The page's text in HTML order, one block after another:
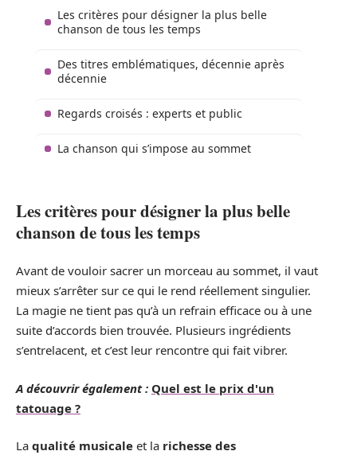
Les critères pour désigner la plus belle
chanson de tous les temps
Des titres emblématiques, décennie après
décennie
Regards croisés : experts et public
La chanson qui s’impose au sommet
Les critères pour désigner la plus belle
chanson de tous les temps
Avant de vouloir sacrer un morceau au sommet, il vaut
mieux s’arrêter sur ce qui le rend réellement singulier.
La magie ne tient pas qu’à un refrain efficace ou à une
suite d’accords bien trouvée. Plusieurs ingrédients
s’entrelacent, et c’est leur rencontre qui fait vibrer.
A découvrir également : Quel est le prix d'un
tatouage ?
La qualité musicale et la richesse des